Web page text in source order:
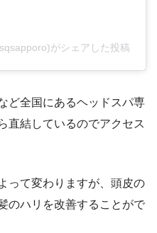
がシェアした投稿
ど全国にあるヘッドスパ専
直結しているのでアクセス
って変わりますが、頭皮の
のハリを改善することがで